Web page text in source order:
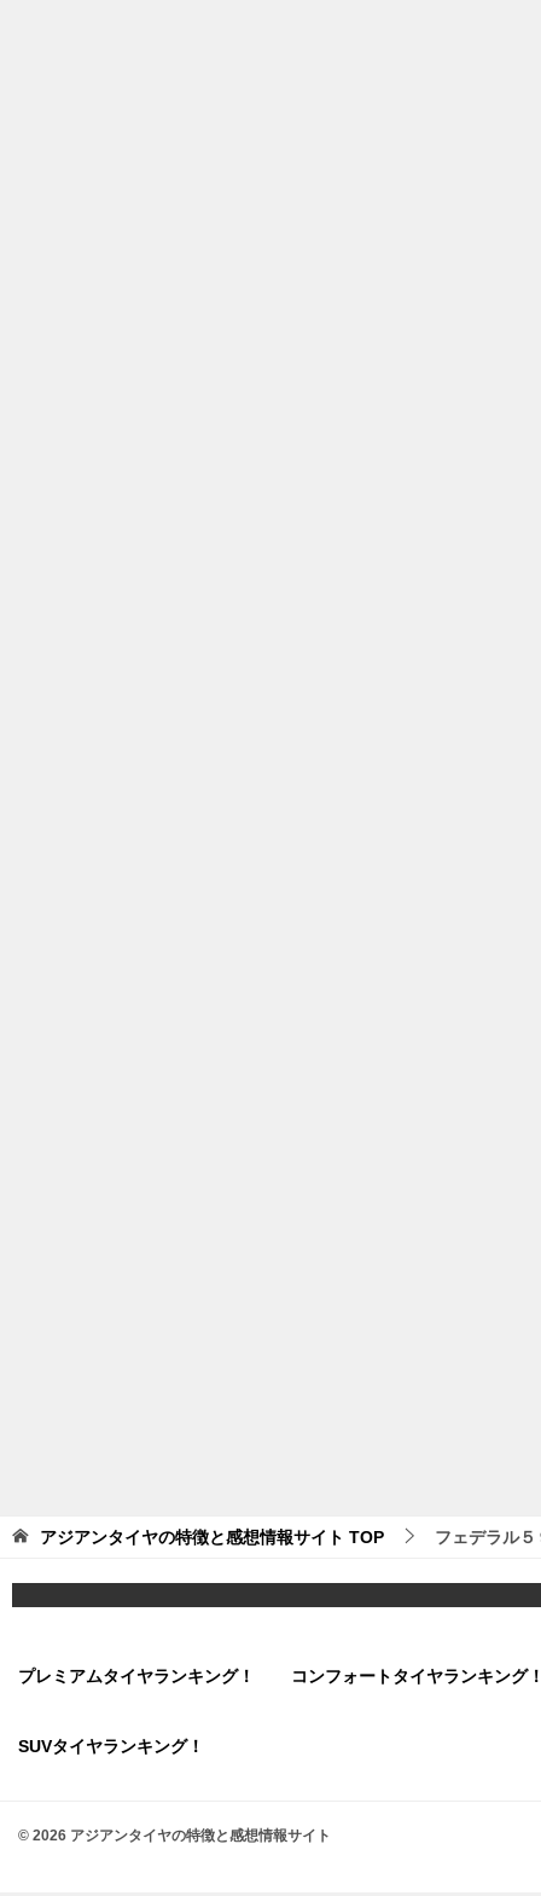
アジアンタイヤの特徴と感想情報サイト TOP フェデラル
プレミアムタイヤランキング！ コンフォートタイヤランキング
SUVタイヤランキング！
© 2026 アジアンタイヤの特徴と感想情報サイト